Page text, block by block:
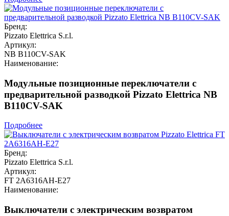
Бренд:
Pizzato Elettrica S.r.l.
Артикул:
NB B110CV-SAK
Наименование:
Модульные позиционные переключатели с
предварительной разводкой Pizzato Elettrica NB
B110CV-SAK
Подробнее
Бренд:
Pizzato Elettrica S.r.l.
Артикул:
FT 2A6316AH-E27
Наименование:
Выключатели с электрическим возвратом